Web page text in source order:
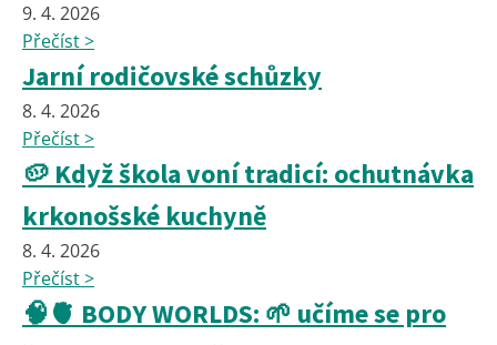
9. 4. 2026
Přečíst >
Jarní rodičovské schůzky
8. 4. 2026
Přečíst >
🥔 Když škola voní tradicí: ochutnávka
krkonošské kuchyně
8. 4. 2026
Přečíst >
🧠🫀 BODY WORLDS: 🌱 učíme se pro